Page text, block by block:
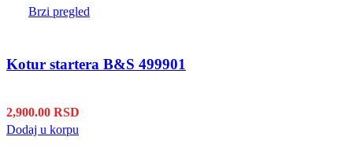
Brzi pregled
Kotur startera B&S 499901
2,900.00 RSD
Dodaj u korpu